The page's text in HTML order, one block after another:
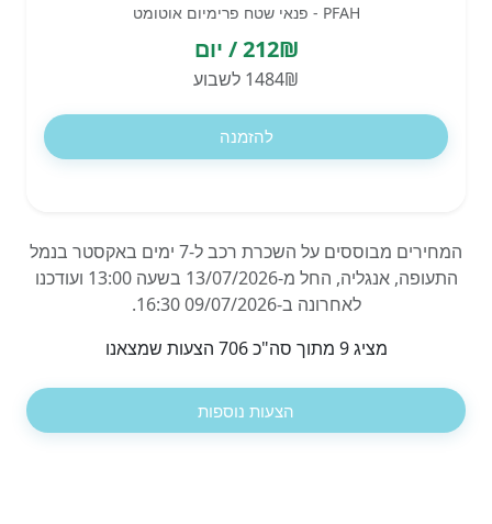
PFAH - פנאי שטח פרימיום אוטומט
212₪ / יום
1484₪ לשבוע
להזמנה
המחירים מבוססים על השכרת רכב ל-7 ימים באקסטר בנמל
התעופה, אנגליה, החל מ-13/07/2026 בשעה 13:00 ועודכנו
לאחרונה ב-09/07/2026 16:30.
מציג 9 מתוך סה"כ 706 הצעות שמצאנו
הצעות נוספות